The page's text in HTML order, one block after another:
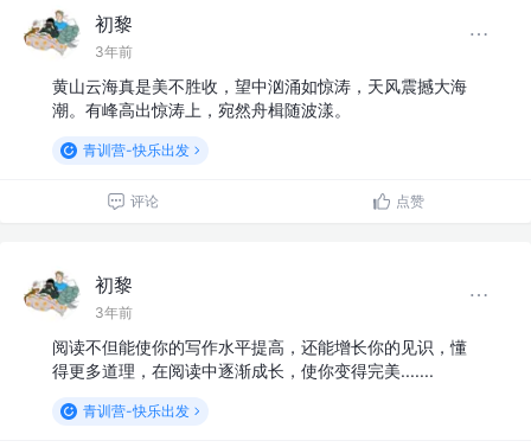
初黎
3年前
黄山云海真是美不胜收，望中汹涌如惊涛，天风震撼大海
潮。有峰高出惊涛上，宛然舟楫随波漾。
青训营-快乐出发
评论 点赞
初黎
3年前
阅读不但能使你的写作水平提高，还能增长你的见识，懂
得更多道理，在阅读中逐渐成长，使你变得完美.......
青训营-快乐出发